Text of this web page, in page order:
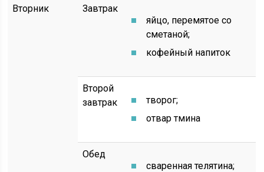
Вторник
Завтрак
яйцо, перемятое со
сметаной;
кофейный напиток
Второй
завтрак
творог;
отвар тмина
Обед
сваренная телятина;